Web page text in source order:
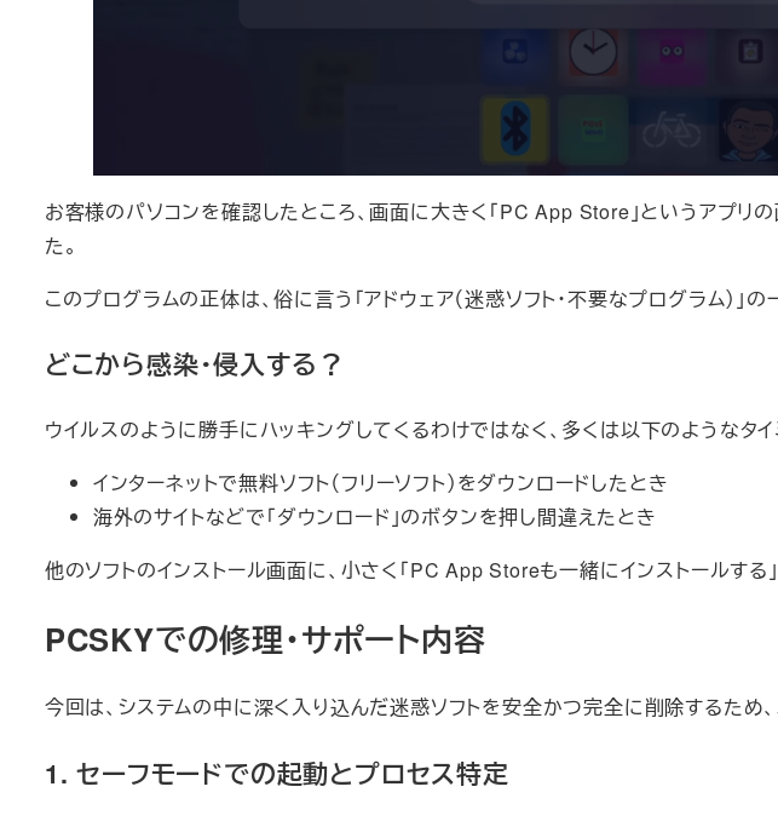
お客様のパソコンを確認したところ、画面に大きく「PC App Store」というアプ
た。
このプログラムの正体は、俗に言う「アドウェア（迷惑ソフト・不要なプログラム）」の
どこから感染・侵入する？
ウイルスのように勝手にハッキングしてくるわけではなく、多くは以下のようなタ
インターネットで無料ソフト（フリーソフト）をダウンロードしたとき
海外のサイトなどで「ダウンロード」のボタンを押し間違えたとき
他のソフトのインストール画面に、小さく「PC App Storeも一緒にインストールす
PCSKYでの修理・サポート内容
今回は、システムの中に深く入り込んだ迷惑ソフトを安全かつ完全に削除するため
1. セーフモードでの起動とプロセス特定